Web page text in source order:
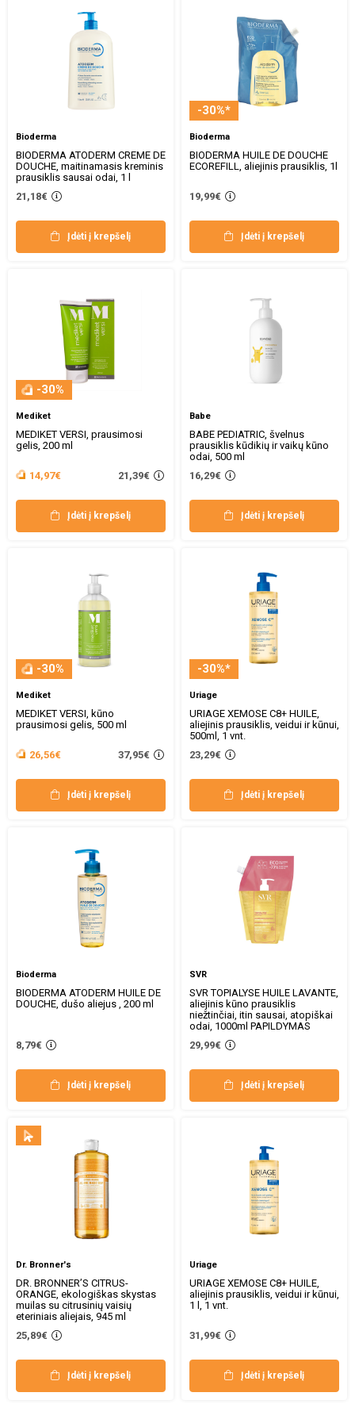
Bioderma
BIODERMA ATODERM CREME DE
DOUCHE, maitinamasis kreminis
prausiklis sausai odai, 1 l
21,18€
Įdėti į krepšelį
-30%*
Bioderma
BIODERMA HUILE DE DOUCHE
ECOREFILL, aliejinis prausiklis, 1l
19,99€
Įdėti į krepšelį
-30%
Mediket
MEDIKET VERSI, prausimosi
gelis, 200 ml
14,97€ 21,39€
Įdėti į krepšelį
Babe
BABE PEDIATRIC, švelnus
prausiklis kūdikių ir vaikų kūno
odai, 500 ml
16,29€
Įdėti į krepšelį
-30%
Mediket
MEDIKET VERSI, kūno
prausimosi gelis, 500 ml
26,56€ 37,95€
Įdėti į krepšelį
-30%*
Uriage
URIAGE XEMOSE C8+ HUILE,
aliejinis prausiklis, veidui ir kūnui,
500ml, 1 vnt.
23,29€
Įdėti į krepšelį
Bioderma
BIODERMA ATODERM HUILE DE
DOUCHE, dušo aliejus , 200 ml
8,79€
Įdėti į krepšelį
SVR
SVR TOPIALYSE HUILE LAVANTE,
aliejinis kūno prausiklis
niežtinčiai, itin sausai, atopiškai
odai, 1000ml PAPILDYMAS
29,99€
Įdėti į krepšelį
Dr. Bronner's
DR. BRONNER’S CITRUS-
ORANGE, ekologiškas skystas
muilas su citrusinių vaisių
eteriniais aliejais, 945 ml
25,89€
Įdėti į krepšelį
Uriage
URIAGE XEMOSE C8+ HUILE,
aliejinis prausiklis, veidui ir kūnui,
1 l, 1 vnt.
31,99€
Įdėti į krepšelį